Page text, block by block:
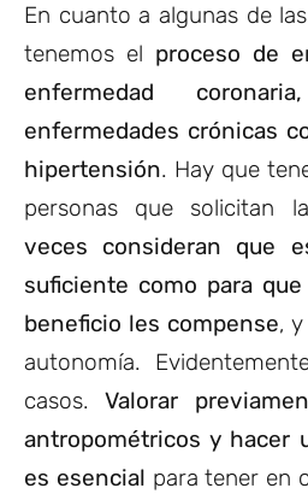
En cuanto a algunas de
tenemos el proceso de
enfermedad
enfermedades crónicas
hipertensión. Hay que
personas que solicitan
veces consideran que
suficiente como para
beneficio les compense,
autonomía.
casos.Valorar
antropométricos y hacer
es esencial para tener en